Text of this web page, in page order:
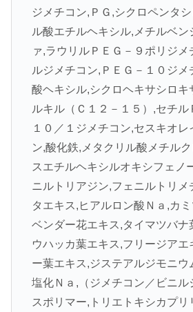
ジメチコン,ＰＧ,シクロペンタ
ル酸エチルヘキシル,メチルベン
ァ,ラウリルＰＥＧ－９ポリジ
ルジメチコン,ＰＥＧ－１０ジメ
酸ヘキシル,シクロヘキサシロキ
ルキル（Ｃ１２－１５）,セチル
１０／１ジメチコン,セスキオレ
ン,酸化鉄,メタクリル酸メチル
スエチルヘキシルオキシフェノ
ニルトリアジン,フェニルトリメ
タエキス,ヒアルロン酸Ｎａ,カ
ベンダー花エキス,タイマツバナ
ウハッカ葉エキス,フリージアエ
ー葉エキス,ジステアルジモニウ
塩化Ｎａ,（ジメチコン／ビニル
スポリマー,トリエトキシカプリ